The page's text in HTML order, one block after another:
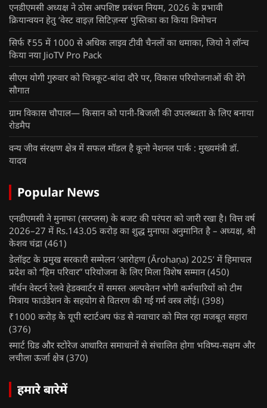
एनडीएमसी अध्यक्ष ने ठोस अपशिष्ट प्रबंधन नियम, 2026 के प्रभावी
क्रियान्वयन हेतु ‘वेस्ट वाइज़ सिटिज़न्स’ पुस्तिका का किया विमोचन
सिर्फ ₹55 में 1000 से अधिक लाइव टीवी चैनलों का धमाका, जियो ने लॉन्च
किया नया JioTV Pro Pack
सीएम योगी गुरुवार को चित्रकूट-बांदा दौरे पर, विकास परियोजनाओं की देंगे
सौगात
ग्राम विकास चौपाल— किसान को पानी-बिजली की उपलब्धता के लिए बनाया
रोडमैप
वन्य जीव संरक्षण क्षेत्र में सफल मॉडल है कूनो नेशनल पार्क : मुख्यमंत्री डॉ.
यादव
Popular News
एनडीएमसी ने मुनाफा (सरप्लस) के बजट की परंपरा को जारी रखा है। वित्त वर्ष
2026–27 में Rs.143.05 करोड़ का शुद्ध मुनाफा अनुमानित है – अध्यक्ष, श्री
केशव चंद्रा (461)
डेलॉइट के प्रमुख सरकारी सम्मेलन ‘आरोहण (Ārohaṇa) 2025’ में हिमाचल
प्रदेश को “हिम परिवार” परियोजना के लिए मिला विशेष सम्मान (450)
नॉर्थन वेस्टर्न रेलवे हेडक्वार्टर में समस्त अल्पवेतन भोगी कर्मचारियों को टीम
मित्राय फाउंडेशन के सहयोग से वितरण की गई गर्म वस्त्र लोई। (398)
₹1000 करोड़ के यूपी स्टार्टअप फंड से नवाचार को मिल रहा मजबूत सहारा
(376)
स्मार्ट ग्रिड और स्टोरेज आधारित समाधानों से संचालित होगा भविष्य-सक्षम और
लचीला ऊर्जा क्षेत्र (370)
हमारे बारेमें